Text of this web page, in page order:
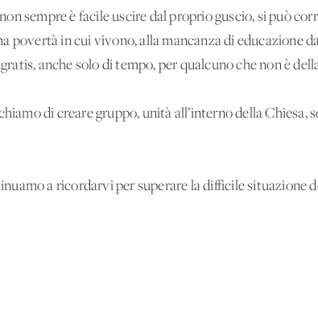
sempre è facile uscire dal proprio guscio, si può
povertà in cui vivono, alla mancanza di educazione
anche solo di tempo, per qualcuno che non è
di creare gruppo, unità all’interno della Chiesa,
a ricordarvi per superare la difficile situazione